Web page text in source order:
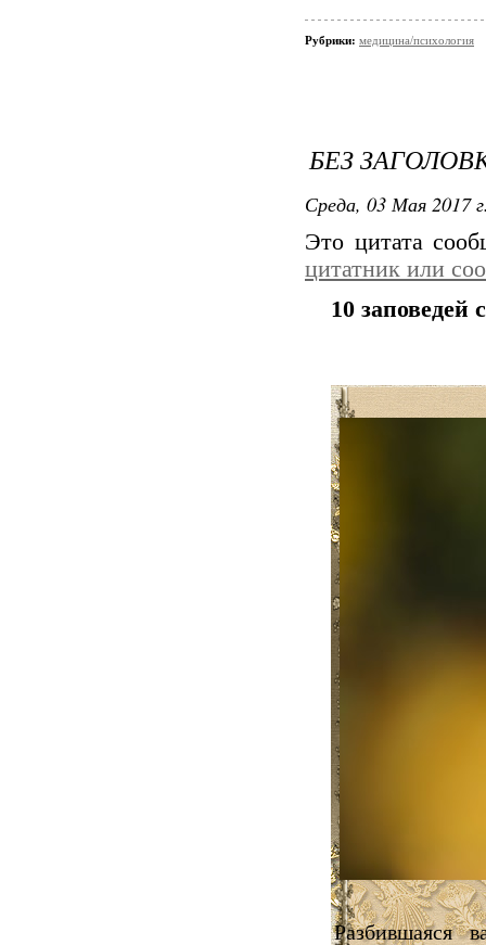
Рубрики: медицина/психология
БЕЗ
Среда, 03 Мая 2017
Это цитата
цитатник или
10
Разбившаяся